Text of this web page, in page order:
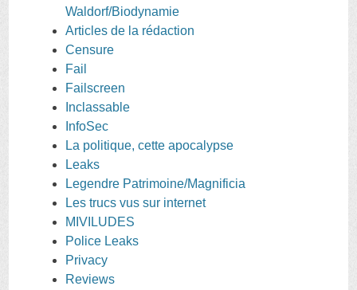
Waldorf/Biodynamie
Articles de la rédaction
Censure
Fail
Failscreen
Inclassable
InfoSec
La politique, cette apocalypse
Leaks
Legendre Patrimoine/Magnificia
Les trucs vus sur internet
MIVILUDES
Police Leaks
Privacy
Reviews